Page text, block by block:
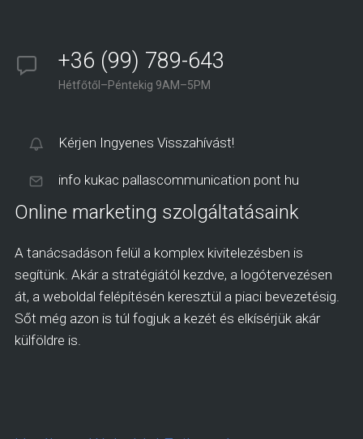
+36 (99) 789-643
Hétfőtől–Péntekig 9AM–5PM
Kérjen Ingyenes Visszahívást!
info kukac pallascommunication pont hu
Online marketing szolgáltatásaink
A tanácsadáson felül a komplex kivitelezésben is
segítünk. Akár a stratégiától kezdve, a logótervezésen
át, a weboldal felépítésén keresztül a piaci bevezetésig.
Sőt még azon is túl fogjuk a kezét és elkísérjük akár
külföldre is.